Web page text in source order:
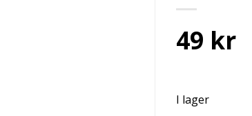
49 kr
I lager